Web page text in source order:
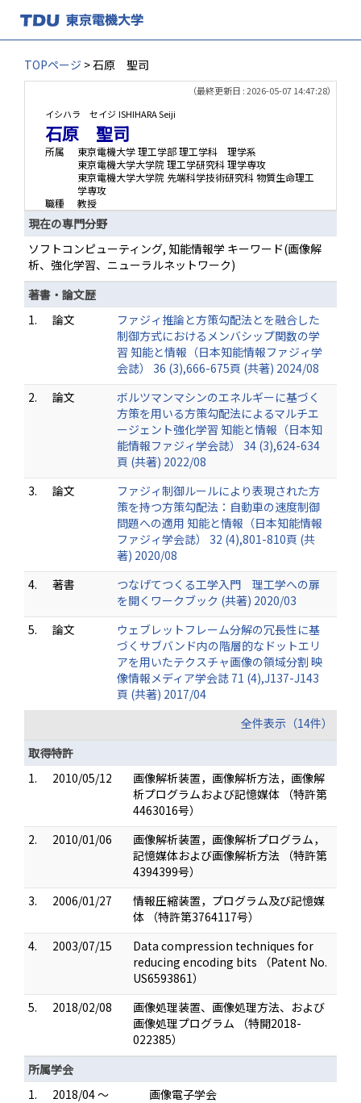
TOPページ > 石原 聖司
（最終更新日 : 2026-05-07 14:47:28）
イシハラ セイジISHIHARA Seiji
石原 聖司
所属
東京電機大学 理工学部 理工学科 理学系
東京電機大学大学院 理工学研究科 理学専攻
東京電機大学大学院 先端科学技術研究科 物質生命理工
学専攻
職種
教授
現在の専門分野
ソフトコンピューティング, 知能情報学 キーワード(画像解
析、強化学習、ニューラルネットワーク)
著書・論文歴
1.
論文
ファジィ推論と方策勾配法とを融合した
制御方式におけるメンバシップ関数の学
習 知能と情報（日本知能情報ファジィ学
会誌） 36 (3),666-675頁 (共著) 2024/08
2.
論文
ボルツマンマシンのエネルギーに基づく
方策を用いる方策勾配法によるマルチエ
ージェント強化学習 知能と情報（日本知
能情報ファジィ学会誌） 34 (3),624-634
頁 (共著) 2022/08
3.
論文
ファジィ制御ルールにより表現された方
策を持つ方策勾配法：自動車の速度制御
問題への適用 知能と情報（日本知能情報
ファジィ学会誌） 32 (4),801-810頁 (共
著) 2020/08
4.
著書
つなげてつくる工学入門 理工学への扉
を開くワークブック (共著) 2020/03
5.
論文
ウェブレットフレーム分解の冗長性に基
づくサブバンド内の階層的なドットエリ
アを用いたテクスチャ画像の領域分割 映
像情報メディア学会誌 71 (4),J137-J143
頁 (共著) 2017/04
全件表示（14件）
取得特許
1.
2010/05/12
画像解析装置，画像解析方法，画像解
析プログラムおよび記憶媒体 （特許第
4463016号）
2.
2010/01/06
画像解析装置，画像解析プログラム，
記憶媒体および画像解析方法 （特許第
4394399号）
3.
2006/01/27
情報圧縮装置，プログラム及び記憶媒
体 （特許第3764117号）
4.
2003/07/15
Data compression techniques for
reducing encoding bits （Patent No.
US6593861）
5.
2018/02/08
画像処理装置、画像処理方法、および
画像処理プログラム （特開2018-
022385）
所属学会
1.
2018/04 ～
画像電子学会